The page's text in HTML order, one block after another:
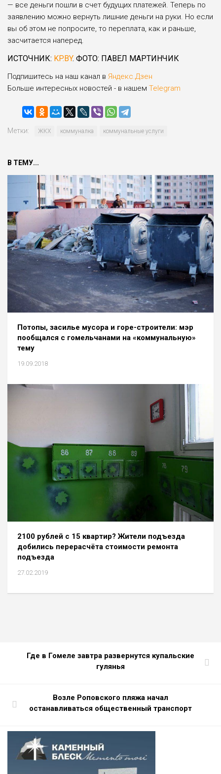
— все деньги пошли в счет будущих платежей. Теперь по
заявлению можно вернуть лишние деньги на руки. Но если
вы об этом не попросите, то переплата, как и раньше,
засчитается наперед.
ИСТОЧНИК: KP.BY. ФОТО: ПАВЕЛ МАРТИНЧИК
Подпишитесь на наш канал в Яндекс.Дзен
Больше интересных новостей - в нашем Telegram
Метки: ЖКХ коммуналка коммунальные услуги
В ТЕМУ...
Потопы, засилье мусора и горе-строители: мэр
пообщался с гомельчанами на «коммунальную»
тему
19.09.2018
2100 рублей с 15 квартир? Жители подъезда
добились перерасчёта стоимости ремонта
подъезда
27.02.2019
Где в Гомеле завтра развернутся купальские
гулянья
Возле Роповского пляжа начал
останавливаться общественный транспорт